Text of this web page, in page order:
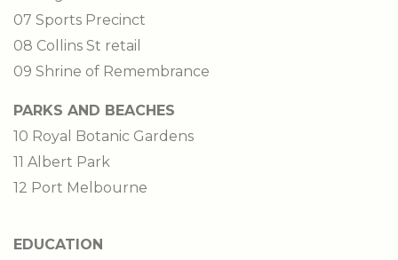
07 Sports Precinct
08 Collins St retail
09 Shrine of Remembrance
PARKS AND BEACHES
10 Royal Botanic Gardens
11 Albert Park
12 Port Melbourne
EDUCATION